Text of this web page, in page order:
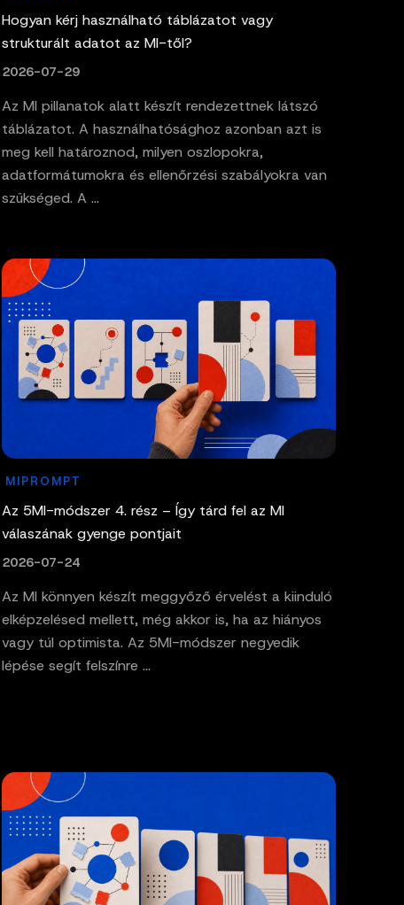
Hogyan kérj használható táblázatot vagy
strukturált adatot az MI-től?
2026-07-29
Az MI pillanatok alatt készít rendezettnek látszó
táblázatot. A használhatósághoz azonban azt is
meg kell határoznod, milyen oszlopokra,
adatformátumokra és ellenőrzési szabályokra van
szükséged. A ...
MIPROMPT
Az 5MI-módszer 4. rész – Így tárd fel az MI
válaszának gyenge pontjait
2026-07-24
Az MI könnyen készít meggyőző érvelést a kiinduló
elképzelésed mellett, még akkor is, ha az hiányos
vagy túl optimista. Az 5MI-módszer negyedik
lépése segít felszínre ...